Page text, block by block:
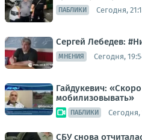
ПАБЛИКИ Сегодня,
Сергей Лебедев:
МНЕНИЯ Сегодня,
Гайдукевич:
мобилизовывать»
ПАБЛИКИ Сегодня,
СБУ снова